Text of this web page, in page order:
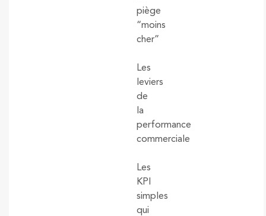
piège
“moins
cher”
Les
leviers
de
la
performance
commerciale
Les
KPI
simples
qui